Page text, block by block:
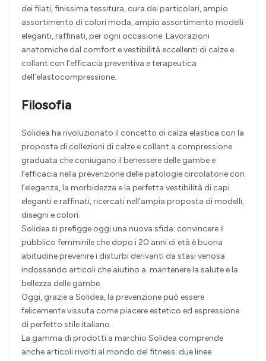
dei filati, finissima tessitura, cura dei particolari, ampio
assortimento di colori moda, ampio assortimento modelli
eleganti, raffinati, per ogni occasione. Lavorazioni
anatomiche dal comfort e vestibilità eccellenti di calze e
collant con l’efficacia preventiva e terapeutica
dell’elastocompressione.
Filosofia
Solidea ha rivoluzionato il concetto di calza elastica con la
proposta di collezioni di calze e collant a compressione
graduata che coniugano il benessere delle gambe e
l’efficacia nella prevenzione delle patologie circolatorie con
l’eleganza, la morbidezza e la perfetta vestibilità di capi
eleganti e raffinati, ricercati nell’ampia proposta di modelli,
disegni e colori.
Solidea si prefigge oggi una nuova sfida: convincere il
pubblico femminile che dopo i 20 anni di età è buona
abitudine prevenire i disturbi derivanti da stasi venosa
indossando articoli che aiutino a mantenere la salute e la
bellezza delle gambe.
Oggi, grazie a Solidea, la prevenzione può essere
felicemente vissuta come piacere estetico ed espressione
di perfetto stile italiano.
La gamma di prodotti a marchio Solidea comprende
anche articoli rivolti al mondo del fitness: due linee